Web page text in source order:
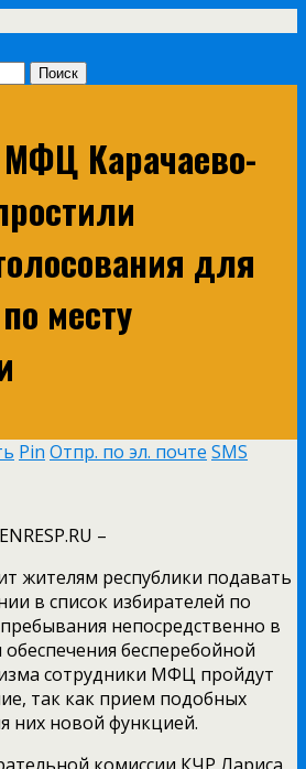
Карачаево-
для
месту
Pin Отпр. по эл. почте SMS
–
жителям республики подавать
в список избирателей по
непосредственно в
бесперебойной
сотрудники МФЦ пройдут
так как прием подобных
них новой функцией.